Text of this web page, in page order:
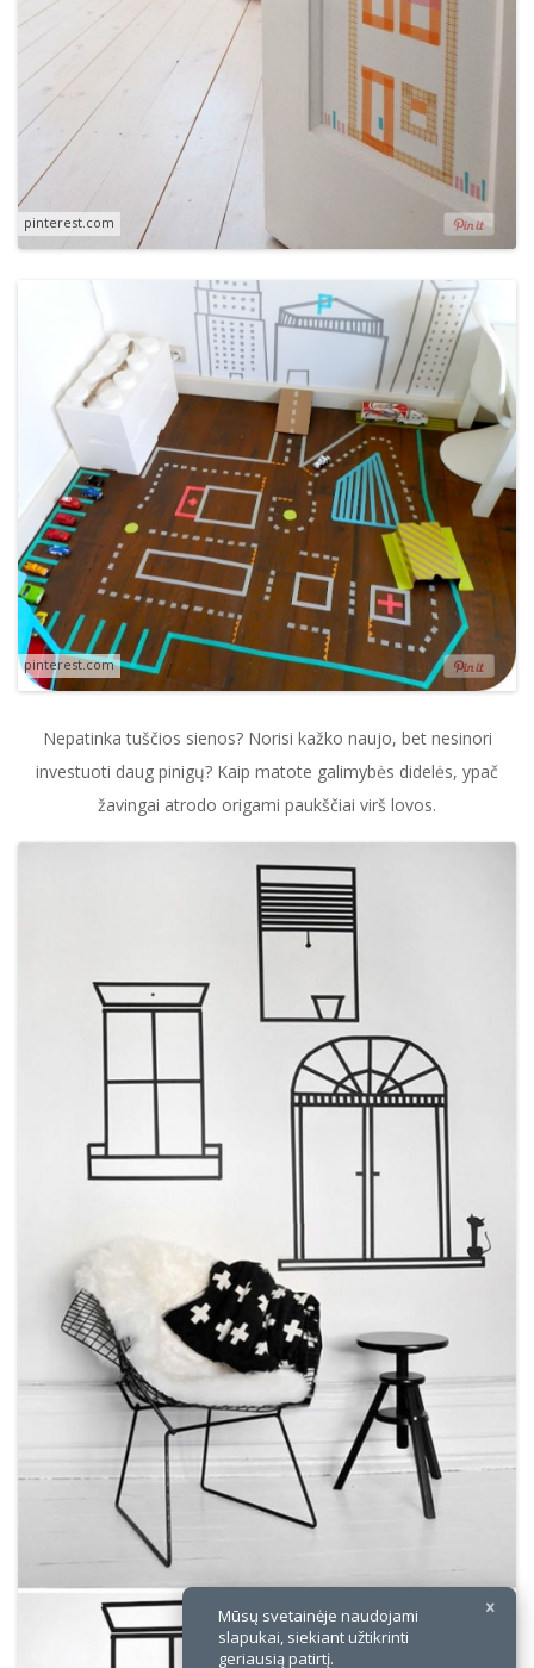
pinterest.com
pinterest.com
Nepatinka tuščios sienos? Norisi kažko naujo, bet nesinori
investuoti daug pinigų? Kaip matote galimybės didelės, ypač
žavingai atrodo origami paukščiai virš lovos.
Mūsų svetainėje naudojami
slapukai, siekiant užtikrinti
geriausią patirtį.